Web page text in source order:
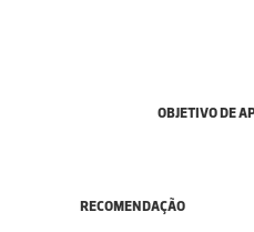
OBJETIVO DE
RECOMENDAÇÃO